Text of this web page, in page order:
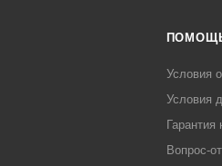
Условия
Условия
Гарантия
Вопрос-